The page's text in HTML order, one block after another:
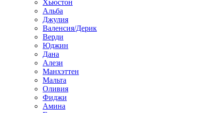
Хьюстон
Альба
Джулия
Валенсия/Дерик
Верди
Юджин
Дана
Алези
Манхэттен
Мальта
Оливия
Фиджи
Амина